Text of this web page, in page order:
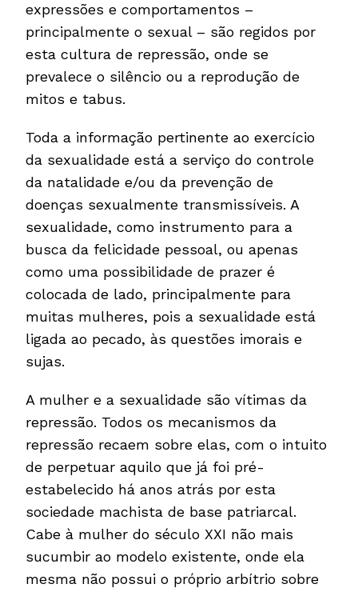
expressões e comportamentos –
principalmente o sexual – são regidos por
esta cultura de repressão, onde se
prevalece o silêncio ou a reprodução de
mitos e tabus.
Toda a informação pertinente ao exercício
da sexualidade está a serviço do controle
da natalidade e/ou da prevenção de
doenças sexualmente transmissíveis. A
sexualidade, como instrumento para a
busca da felicidade pessoal, ou apenas
como uma possibilidade de prazer é
colocada de lado, principalmente para
muitas mulheres, pois a sexualidade está
ligada ao pecado, às questões imorais e
sujas.
A mulher e a sexualidade são vítimas da
repressão. Todos os mecanismos da
repressão recaem sobre elas, com o intuito
de perpetuar aquilo que já foi pré-
estabelecido há anos atrás por esta
sociedade machista de base patriarcal.
Cabe à mulher do século XXI não mais
sucumbir ao modelo existente, onde ela
mesma não possui o próprio arbítrio sobre